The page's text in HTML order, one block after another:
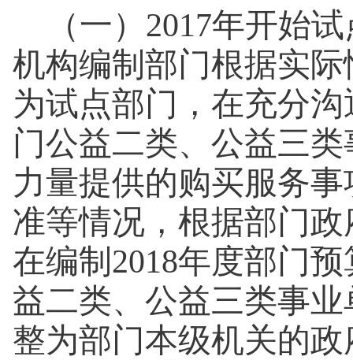
（一）2017年开始
机构编制部门根据实
为试点部门，在充分
门公益二类、公益三
力量提供的购买服务
准等情况，根据部门
在编制2018年度部门
益二类、公益三类事
整为部门本级机关的